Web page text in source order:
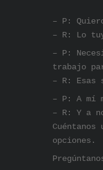
– P:
– R: Lo
– P:
trabajo
– R: Esas
– P: A mí
– R: Y a
Cuéntanos
opciones.